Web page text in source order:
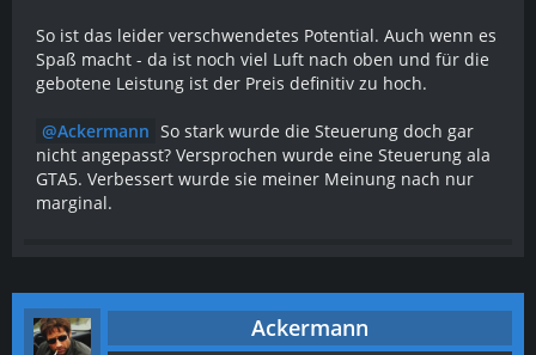
So ist das leider verschwendetes Potential. Auch wenn es
Spaß macht - da ist noch viel Luft nach oben und für die
gebotene Leistung ist der Preis definitiv zu hoch.
Ackermann So stark wurde die Steuerung doch gar
nicht angepasst? Versprochen wurde eine Steuerung ala
GTA5. Verbessert wurde sie meiner Meinung nach nur
marginal.
Ackermann